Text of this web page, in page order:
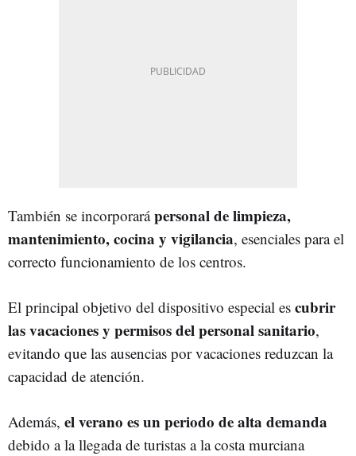
También se incorporarápersonal de limpieza,
mantenimiento, cocina y vigilancia, esenciales para el
correcto funcionamiento de los centros.
El principal objetivo del dispositivo especial es cubrir
las vacaciones y permisos del personal sanitario,
evitando que las ausencias por vacaciones reduzcan la
capacidad de atención.
Además, el verano es un periodo de alta demanda
debido a la llegada de turistas a la costa murciana